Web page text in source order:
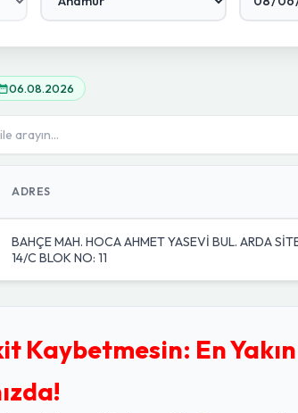
06.08.2026
ADRES
BAHÇE MAH. HOCA AHMET YASEVİ BUL. ARDA
14/C BLOK NO: 11
Kaybetmesin: En